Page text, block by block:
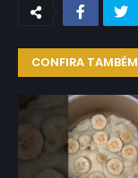
CONFIRA TAMBÉM